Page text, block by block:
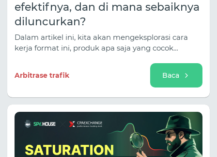
efektifnya, dan di mana sebaiknya
diluncurkan?
Dalam artikel ini, kita akan mengeksplorasi cara
kerja format ini, produk apa saja yang cocok
potensinya, dan bagaimana mengevaluasi hasil
kampanye periklanan.
Arbitrase trafik Baca